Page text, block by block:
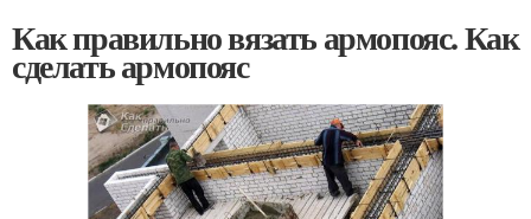
Как правильно вязать армопояс. Как
сделать армопояс